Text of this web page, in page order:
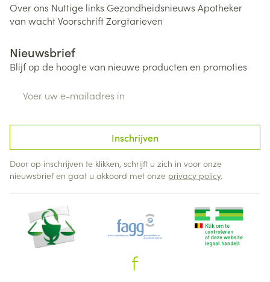
Over ons Nuttige links Gezondheidsnieuws Apotheker
van wachtVoorschriftZorgtarieven
Nieuwsbrief
Blijf op de hoogte van nieuwe producten en promoties
Inschrijven
Door op inschrijven te klikken, schrijft u zich in voor onze
nieuwsbrief en gaat u akkoord met onze privacy policy.